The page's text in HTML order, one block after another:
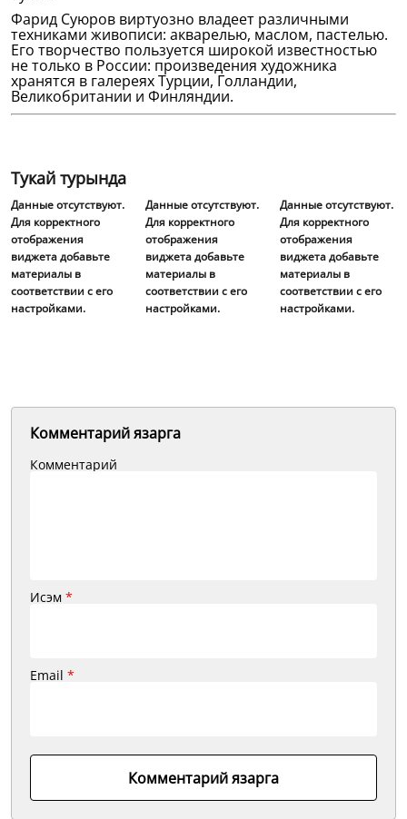
Фарид Суюров виртуозно владеет различными
техниками живописи: акварелью, маслом, пастелью.
Его творчество пользуется широкой известностью
не только в России: произведения художника
хранятся в галереях Турции, Голландии,
Великобритании и Финляндии.
Тукай турында
Данные отсутствуют.
Для корректного
отображения
виджета добавьте
материалы в
соответствии с его
настройками.
Данные отсутствуют.
Для корректного
отображения
виджета добавьте
материалы в
соответствии с его
настройками.
Данные отсутствуют.
Для корректного
отображения
виджета добавьте
материалы в
соответствии с его
настройками.
Комментарий язарга
Комментарий
Исэм *
Email *
Комментарий язарга